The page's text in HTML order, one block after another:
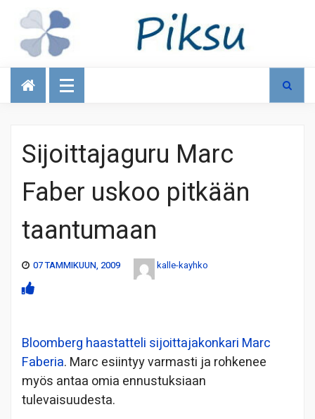
Talous
Sijoittajaguru Marc
Faber uskoo pitkään
taantumaan
07 TAMMIKUUN, 2009 kalle-kayhko
Bloomberg haastatteli sijoittajakonkari Marc
Faberia. Marc esiintyy varmasti ja rohkenee
myös antaa omia ennustuksiaan
tulevaisuudesta.